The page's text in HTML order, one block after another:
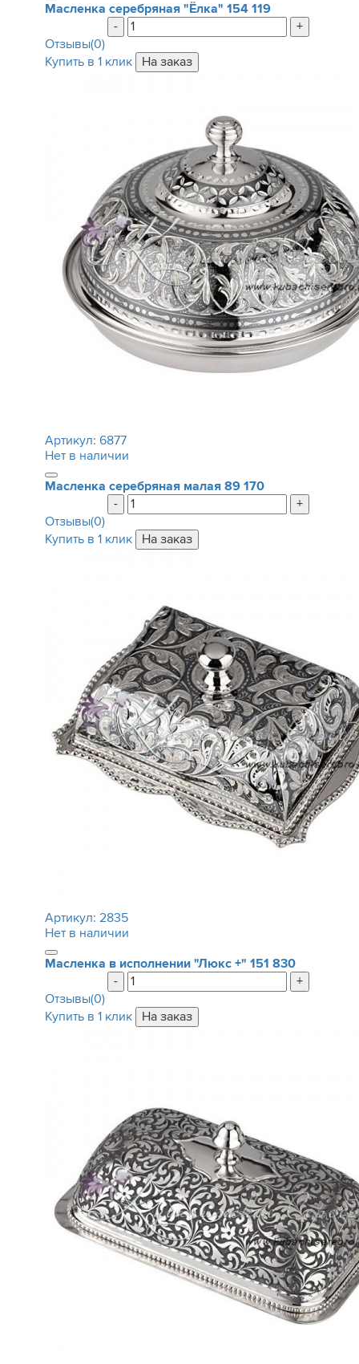
Масленка серебряная "Ёлка" 154 119
-
+
Отзывы(0)
Купить в 1 клик
Артикул: 6877
Нет в наличии
Масленка серебряная малая 89 170
-
+
Отзывы(0)
Купить в 1 клик
Артикул: 2835
Нет в наличии
Масленка в исполнении "Люкс +" 151 830
-
+
Отзывы(0)
Купить в 1 клик